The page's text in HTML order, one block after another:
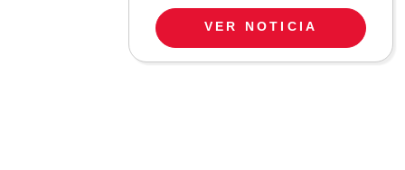
VER NOTICIA